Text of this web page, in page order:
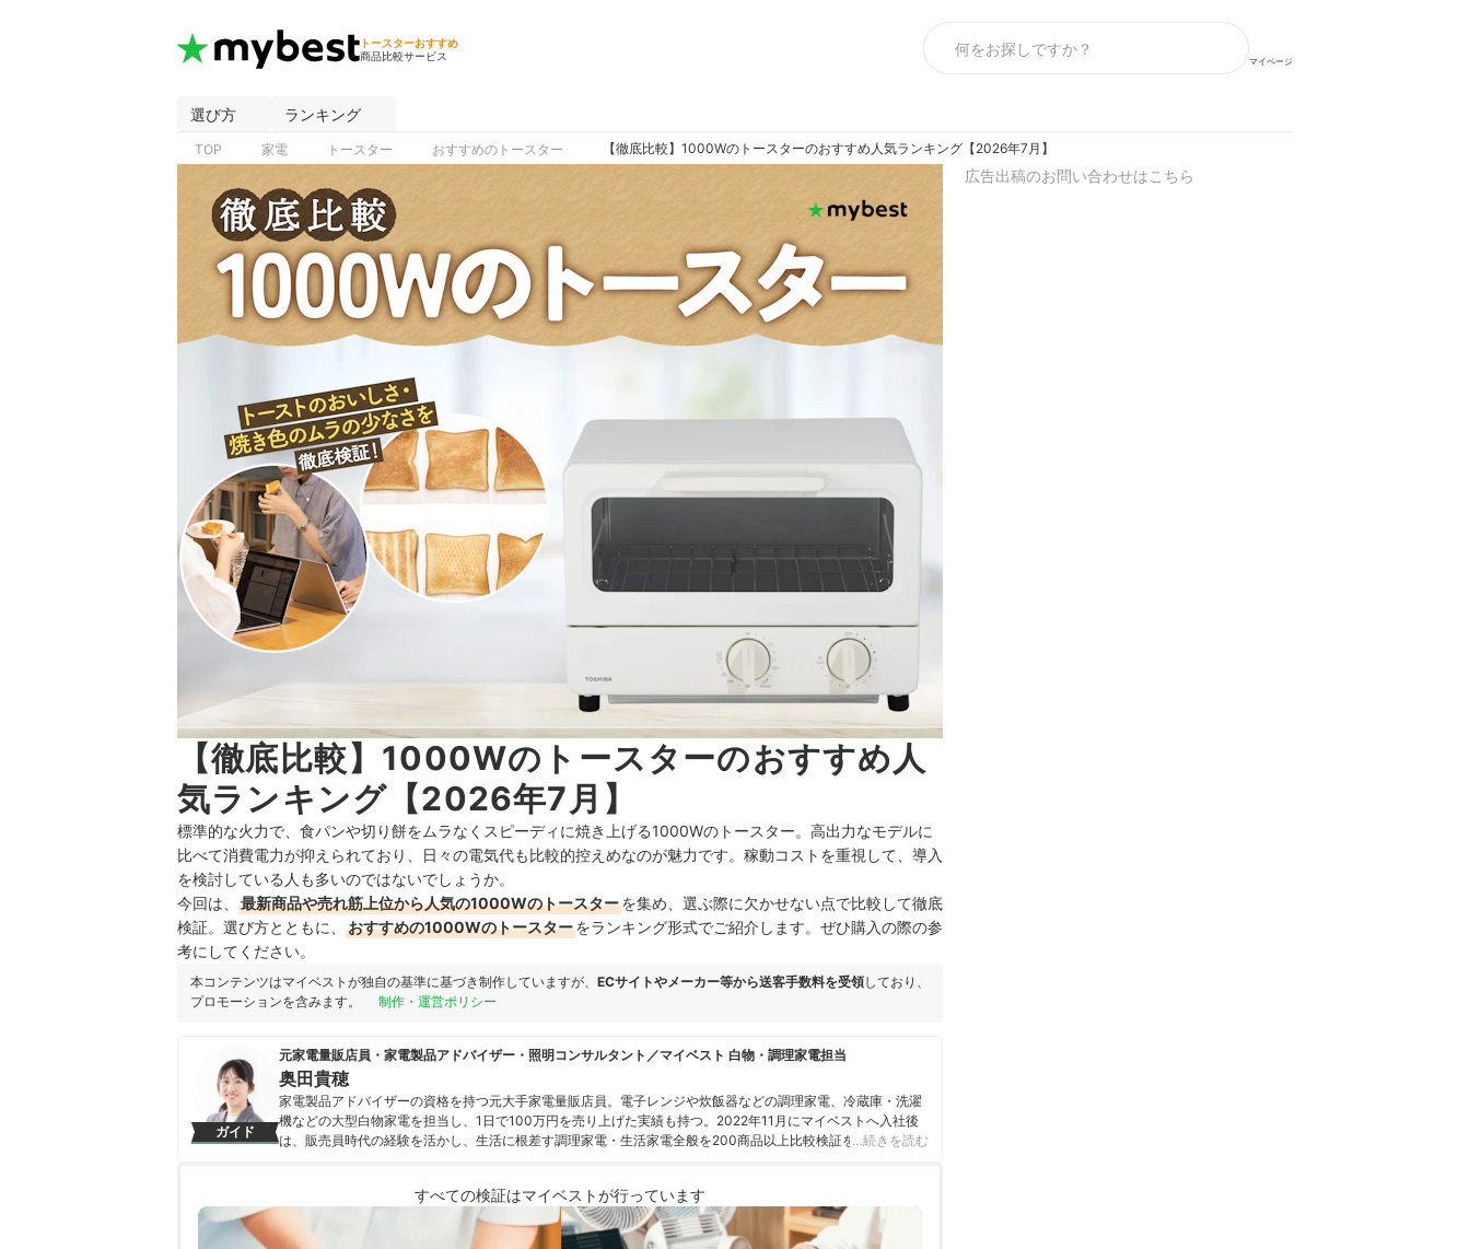
トースターおすすめ
商品比較サービス
マイページ
選び方 ランキング
TOP 家電 トースター おすすめのトースター 【徹底比較】1000Wのトースターのおすすめ人気ランキング【2026年7月】
【徹底比較】1000Wのトースターのおすすめ人
気ランキング【2026年7月】
標準的な火力で、食パンや切り餅をムラなくスピーディに焼き上げる1000Wのトースター。高出力なモデルに
比べて消費電力が抑えられており、日々の電気代も比較的控えめなのが魅力です。稼動コストを重視して、導入
を検討している人も多いのではないでしょうか。
今回は、
最新商品や売れ筋上位から人気の1000Wのトースターを集め、選ぶ際に欠かせない点で比較して徹底
検証。選び方とともに、
おすすめの1000Wのトースターをランキング形式でご紹介します。ぜひ購入の際の参
考にしてください。
本コンテンツはマイベストが独自の基準に基づき制作していますが、 ECサイトやメーカー等から送客手数料を受領しており、
プロモーションを含みます。
制作・運営ポリシー
ガイド
元家電量販店員・家電製品アドバイザー・照明コンサルタント／マイベスト 白物・調理家電担当
奥田貴穂
家電製品アドバイザーの資格を持つ元大手家電量販店員。電子レンジや炊飯器などの調理家電、冷蔵庫・洗濯
機などの大型白物家電を担当し、1日で100万円を売り上げた実績も持つ。2022年11月にマイベストへ入社後
は、販売員時代の経験を活かし、生活に根差す調理家電・生活家電全般を200商品以上比較検証を行う。各商
コンテンツ制作を心掛けている。
…続きを読む
すべての検証はマイベストが行っています
広告出稿のお問い合わせはこちら